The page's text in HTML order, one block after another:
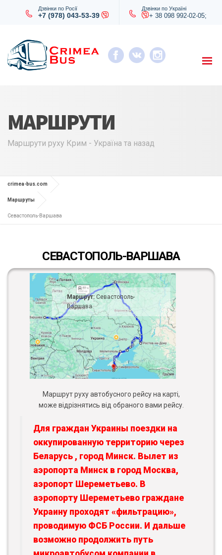
Дзвінки по Росії
+7 (978) 043-53-39
Дзвінки по Україні
+ 38 098 992-02-05;
МАРШРУТИ
Маршрути руху Крим - Україна та назад
crimea-bus.com
Маршруты
Севастополь-Варшава
СЕВАСТОПОЛЬ-ВАРШАВА
Маршрут: Севастополь-
Варшава
Маршрут руху автобусного рейсу на карті,
може відрізнятись від обраного вами рейсу.
Для граждан Украины поездки на
оккупированную территорию через
Беларусь , город Минск. Вылет из
аэропорта Минск в город Москва,
аэропорт Шереметьево. В
аэропорту Шереметьево граждане
Украину проходят «фильтрацию»,
проводимую ФСБ России. И дальше
возможно продолжить путь